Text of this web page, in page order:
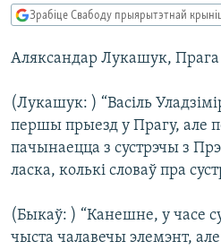
да
ПАЛІТВЯЗЬНІ
КАЛЯНДАР
PREMIUM
НА ХВАЛЯХ СВАБОДЫ
Усе сайты РС/РСЭ
Зрабіце Свабоду прыярытэтнай
Аляксандар Лукашук, Прага
(Лукашук: ) “Васіль
першы прыезд у Прагу, але
пачынаецца з сустрэчы з
ласка, колькі словаў пра
(Быкаў: ) “Канешне, у часе
чыста чалавечы элемэнт,